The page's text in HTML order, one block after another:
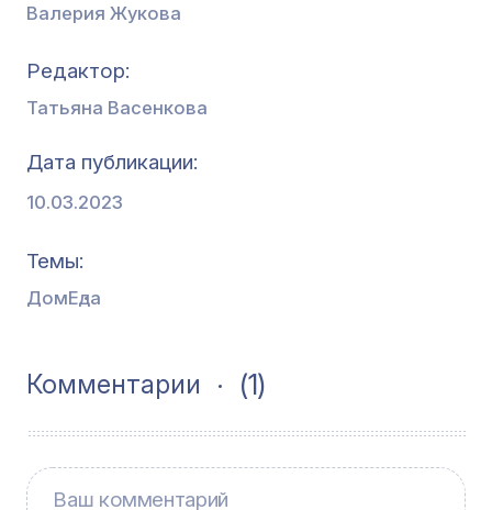
Валерия Жукова
Редактор
Татьяна Васенкова
Дата публикации
10.03.2023
Темы
ДомЕда
Комментарии (1)